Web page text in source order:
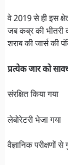
वे 2019 से ही इस
जब कब्र की भीतरी
शराब की जार्स की
प्रत्येक जार को
संरक्षित किया गया
लेबोरेटरी भेजा गया
वैज्ञानिक परीक्षणों से